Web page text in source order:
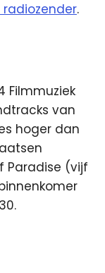
.
Filmmuziek
van
hoger dan
Paradise (vijf